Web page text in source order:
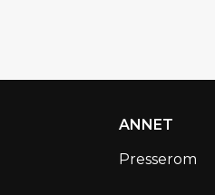
ANNET
Presserom